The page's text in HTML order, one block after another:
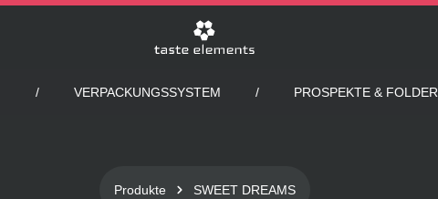
VERPACKUNGSSYSTEM PROSPEKTE & FOLDER
Produkte SWEET DREAMS